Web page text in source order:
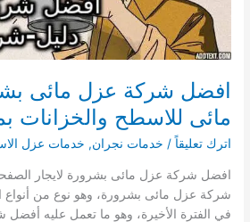
افضل شركة عزل مائى
مائى للاسطح والخزانات
اترك تعليقاً / خدمات نجران, خدمات عزل
شركة عزل مائى بشرورة، وهو نوع من أنواع
في الفترة الأخيرة، وهو ما تعمل عليه